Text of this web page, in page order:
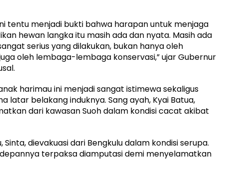
tentu menjadi bukti bahwa harapan untuk menjaga
hewan langka itu masih ada dan nyata. Masih ada
serius yang dilakukan, bukan hanya oleh
oleh lembaga-lembaga konservasi,” ujar Gubernur
harimau ini menjadi sangat istimewa sekaligus
latar belakang induknya. Sang ayah, Kyai Batua,
dari kawasan Suoh dalam kondisi cacat akibat
Sinta, dievakuasi dari Bengkulu dalam kondisi serupa.
terpaksa diamputasi demi menyelamatkan